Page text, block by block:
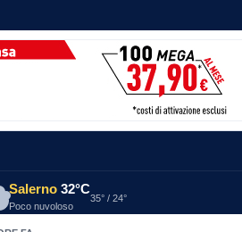
Salerno 32°C
Poco nuvoloso
35° / 24°